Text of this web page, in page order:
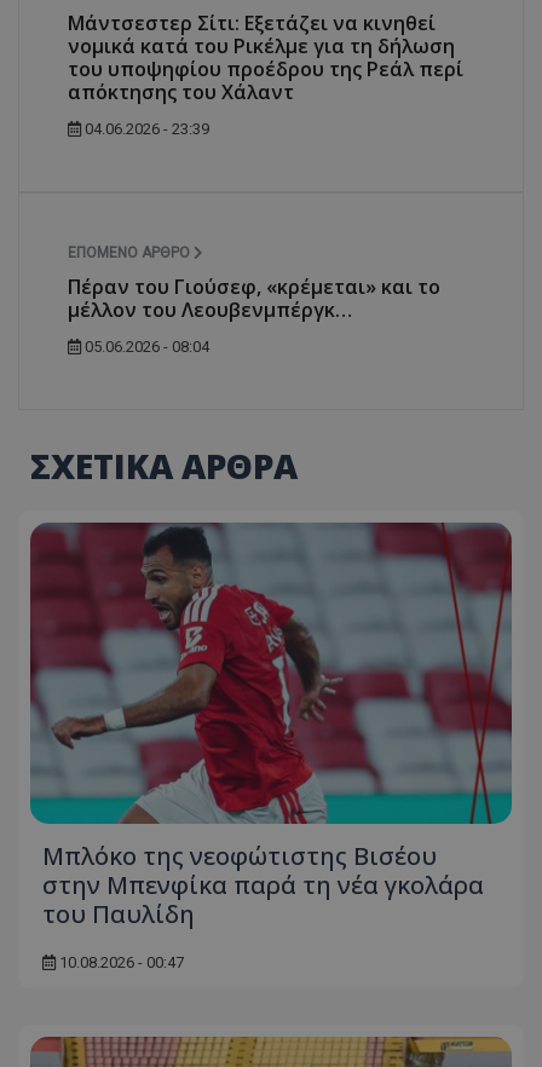
Μάντσεστερ Σίτι: Εξετάζει να κινηθεί
νομικά κατά του Ρικέλμε για τη δήλωση
του υποψηφίου προέδρου της Ρεάλ περί
απόκτησης του Χάλαντ
04.06.2026 - 23:39
ΕΠΌΜΕΝΟ ΆΡΘΡΟ
Πέραν του Γιούσεφ, «κρέμεται» και το
μέλλον του Λεουβενμπέργκ…
05.06.2026 - 08:04
ΣΧΕΤΙΚΑ ΑΡΘΡΑ
Μπλόκο της νεοφώτιστης Βισέου
στην Μπενφίκα παρά τη νέα γκολάρα
του Παυλίδη
10.08.2026 - 00:47